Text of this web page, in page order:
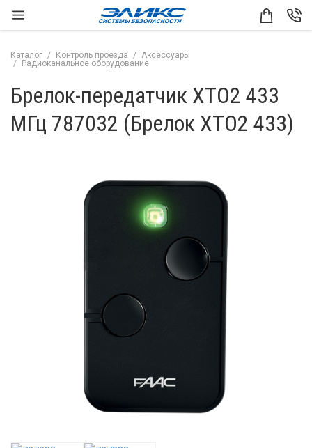
Каталог Контроль проезда
Аксессуары
Радиоканальное оборудование
Брелок-передатчик XTO2 433
МГц 787032 (Брелок XTO2 433)